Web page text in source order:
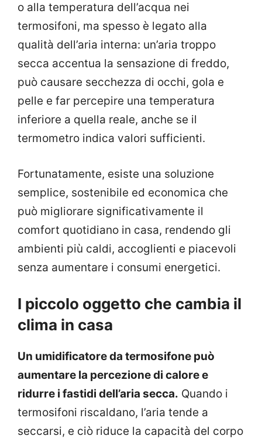
o alla temperatura dell’acqua nei
termosifoni, ma spesso è legato alla
qualità dell’aria interna: un’aria troppo
secca accentua la sensazione di freddo,
può causare secchezza di occhi, gola e
pelle e far percepire una temperatura
inferiore a quella reale, anche se il
termometro indica valori sufficienti.
Fortunatamente, esiste una soluzione
semplice, sostenibile ed economica che
può migliorare significativamente il
comfort quotidiano in casa, rendendo gli
ambienti più caldi, accoglienti e piacevoli
senza aumentare i consumi energetici.
I piccolo oggetto che cambia il
clima in casa
Un umidificatore da termosifone può
aumentare la percezione di calore e
ridurre i fastidi dell’aria secca. Quando i
termosifoni riscaldano, l’aria tende a
seccarsi, e ciò riduce la capacità del corpo